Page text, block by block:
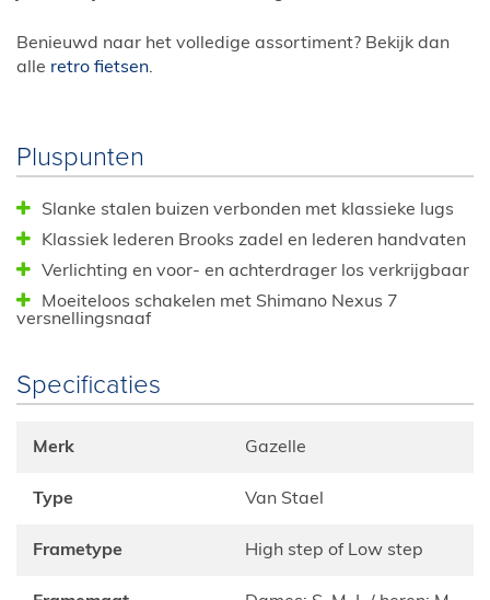
Benieuwd naar het volledige assortiment? Bekijk dan
alle retro fietsen.
Pluspunten
Slanke stalen buizen verbonden met klassieke lugs
Klassiek lederen Brooks zadel en lederen handvaten
Verlichting en voor- en achterdrager los verkrijgbaar
Moeiteloos schakelen met Shimano Nexus 7
versnellingsnaaf
Specificaties
Merk Gazelle
Type Van Stael
Frametype High step of Low step